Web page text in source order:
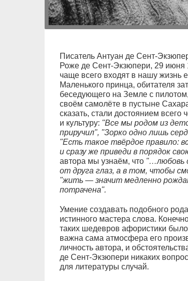
Писатель Антуан де Сент-
Роже де Сент-Экзюпери, 29 июня
чаще всего входят в нашу жизнь
Маленького принца, обитателя
беседующего на Земле с
своём самолёте в пустыне
сказать, стали достоянием
и культуру: "Все мы родом из
приручил", "Зорко одно лишь
"Есть такое твёрдое правило:
и сразу же приведи в порядок
автора мы узнаём, что "…любовь
от друга глаз, а в том, чтобы
"жить — значит медленно
потрачена".
Умение создавать подобного
истинного мастера слова.
таких шедевров афористики
важна сама атмосфера его
личность автора, и
де Сент-Экзюпери никаких
для литературы случай.